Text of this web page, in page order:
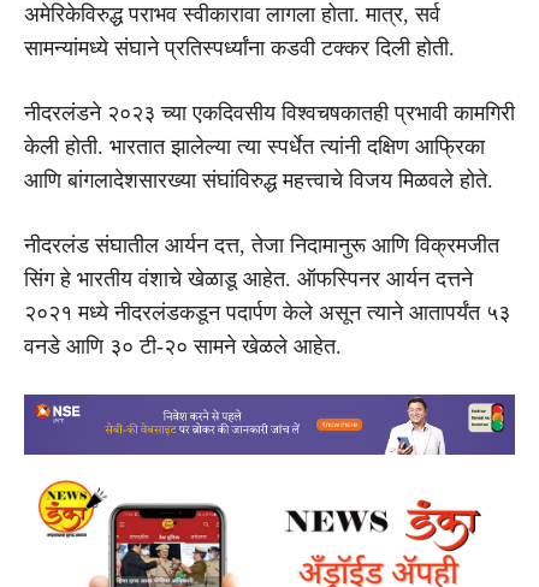
अमेरिकेविरुद्ध पराभव स्वीकारावा लागला होता. मात्र, सर्व
सामन्यांमध्ये संघाने प्रतिस्पर्ध्यांना कडवी टक्कर दिली होती.
नीदरलंडने २०२३ च्या एकदिवसीय विश्वचषकातही प्रभावी कामगिरी
केली होती. भारतात झालेल्या त्या स्पर्धेत त्यांनी दक्षिण आफ्रिका
आणि बांगलादेशसारख्या संघांविरुद्ध महत्त्वाचे विजय मिळवले होते.
नीदरलंड संघातील आर्यन दत्त, तेजा निदामानुरू आणि विक्रमजीत
सिंग हे भारतीय वंशाचे खेळाडू आहेत. ऑफस्पिनर आर्यन दत्तने
२०२१ मध्ये नीदरलंडकडून पदार्पण केले असून त्याने आतापर्यंत ५३
वनडे आणि ३० टी-२० सामने खेळले आहेत.